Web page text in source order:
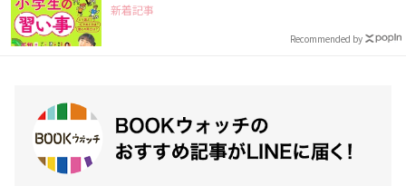
新着記事
Recommended by